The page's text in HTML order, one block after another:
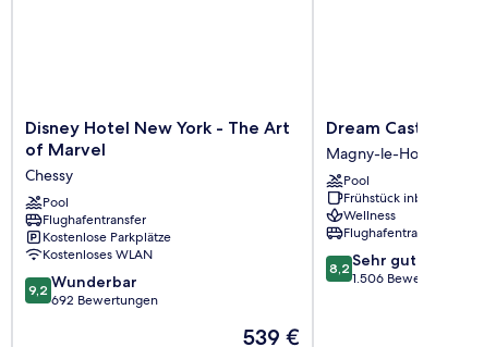
Disney
Hotel
York
-
The
Art
of
Marvel
Chessy
Disney Hotel New York - The Art
of Marvel
Chessy
Pool
Flughafentransfer
Kostenlose Parkplätze
Kostenloses WLAN
9.2
von
9,2 Wunderbar
692 Bewertungen
Der
539 €
Dream
Castle
Hotel
Magny-
le-
Hongre
Dream Castle Hotel
Magny-le-Hongre
Pool
Frühstück inbegriffen
Wellness
Flughafentransfer
8.2
von
8,2 Sehr gut
1.506 Bewertungen